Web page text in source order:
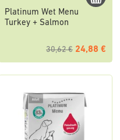
Platinum Wet Menu
Turkey + Salmon
30,62 € 24,88 €